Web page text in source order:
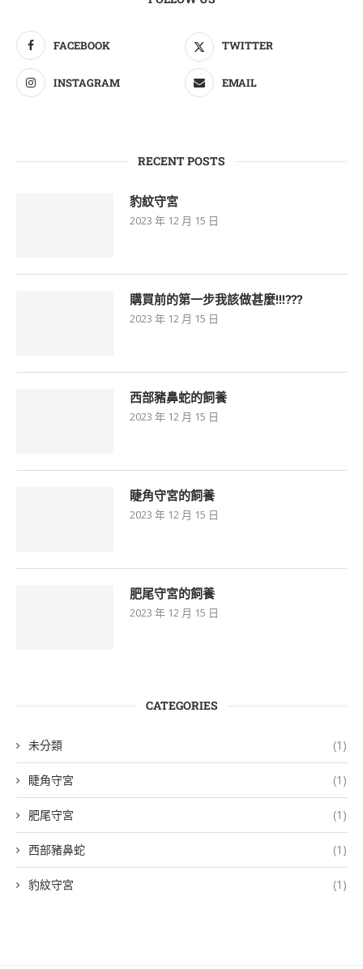
FACEBOOK TWITTER
INSTAGRAM EMAIL
RECENT POSTS
豹紋守宮
2023 年 12 月 15 日
購買前的第一步我該做甚麼!!!???
2023 年 12 月 15 日
西部豬鼻蛇的飼養
2023 年 12 月 15 日
睫角守宮的飼養
2023 年 12 月 15 日
肥尾守宮的飼養
2023 年 12 月 15 日
CATEGORIES
未分類 (1)
睫角守宮 (1)
肥尾守宮 (1)
西部豬鼻蛇 (1)
豹紋守宮 (1)